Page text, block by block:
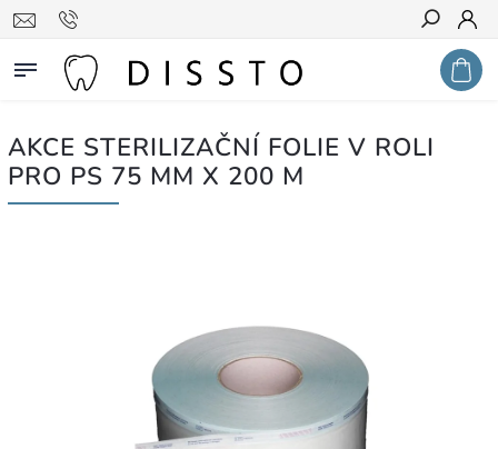
Hledat
AKCE STERILIZAČNÍ FOLIE V ROLI
PRO PS 75 MM X 200 M